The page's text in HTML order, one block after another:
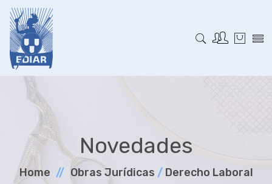
Novedades
Home Obras Jurí­dicas / Derecho Laboral